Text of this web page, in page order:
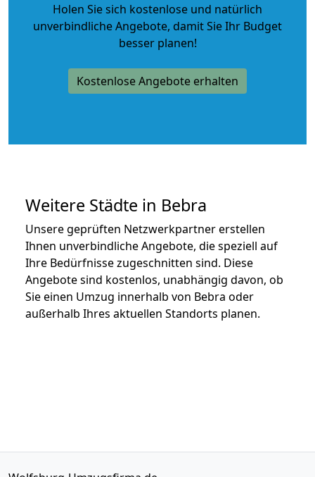
Holen Sie sich kostenlose und natürlich
unverbindliche Angebote, damit Sie Ihr Budget
besser planen!
Kostenlose Angebote erhalten
Weitere Städte in Bebra
Unsere geprüften Netzwerkpartner erstellen
Ihnen unverbindliche Angebote, die speziell auf
Ihre Bedürfnisse zugeschnitten sind. Diese
Angebote sind kostenlos, unabhängig davon, ob
Sie einen Umzug innerhalb von Bebra oder
außerhalb Ihres aktuellen Standorts planen.